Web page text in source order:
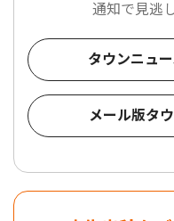
通知で見逃
タウンニュ
メール版タ